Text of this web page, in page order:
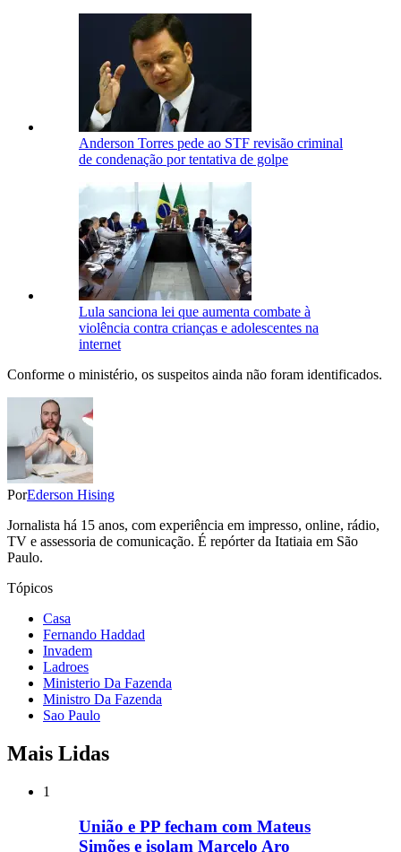
Anderson Torres pede ao STF revisão criminal
de condenação por tentativa de golpe
Lula sanciona lei que aumenta combate à
violência contra crianças e adolescentes na
internet
Conforme o ministério, os suspeitos ainda não foram identificados.
PorEderson Hising
Jornalista há 15 anos, com experiência em impresso, online, rádio,
TV e assessoria de comunicação. É repórter da Itatiaia em São
Paulo.
Tópicos
Casa
Fernando Haddad
Invadem
Ladroes
Ministerio Da Fazenda
Ministro Da Fazenda
Sao Paulo
Mais Lidas
1
União e PP fecham com Mateus
Simões e isolam Marcelo Aro